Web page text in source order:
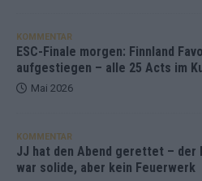
KOMMENTAR
ESC-Finale morgen: Finnland
aufgestiegen – alle 25 Acts im
Mai 2026
KOMMENTAR
JJ hat den Abend gerettet – der
war solide, aber kein Feuerwerk